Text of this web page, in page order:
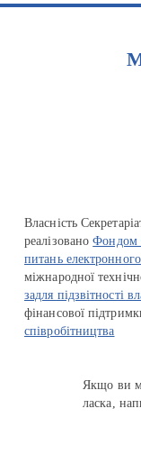
Власність
реалізованоФондом
питань
міжнародної
задля підзвітності
фінансової
співробітництва
Якщо ви
ласка,